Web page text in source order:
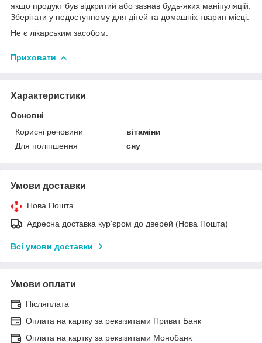
якщо продукт був відкритий або зазнав будь-яких маніпуляцій.
Зберігати у недоступному для дітей та домашніх тварин місці.
Не є лікарським засобом.
Приховати
Характеристики
Основні
Корисні речовини
вітаміни
Для поліпшення
сну
Умови доставки
Нова Пошта
Адресна доставка кур'єром до дверей (Нова Пошта)
Всі умови доставки
Умови оплати
Післяплата
Оплата на картку за реквізитами Приват Банк
Оплата на картку за реквізитами Монобанк